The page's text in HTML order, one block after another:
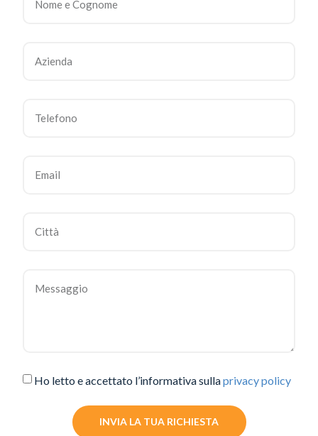
Ho letto e accettato l’informativa sullaprivacy policy
INVIA LA TUA RICHIESTA